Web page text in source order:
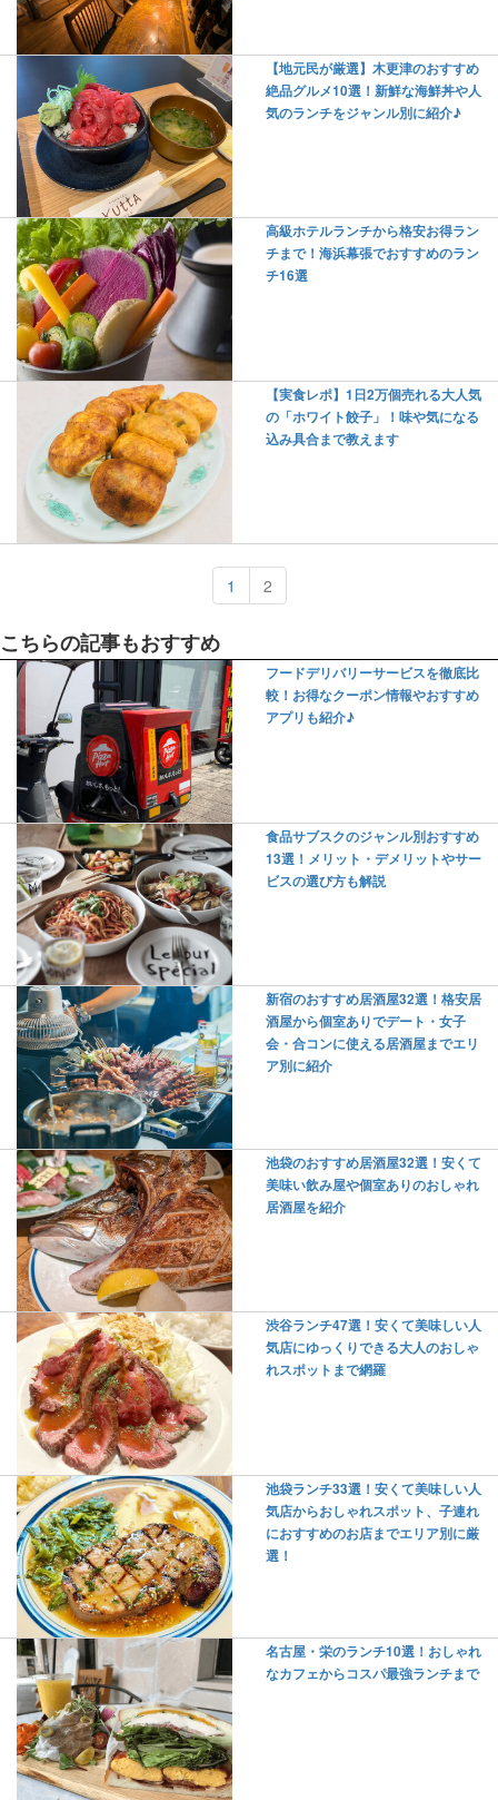
【地元民が厳選】木更津のおすすめ
絶品グルメ10選！新鮮な海鮮丼や人
気のランチをジャンル別に紹介♪
高級ホテルランチから格安お得ラン
チまで！海浜幕張でおすすめのラン
チ16選
【実食レポ】1日2万個売れる大人気
の「ホワイト餃子」！味や気になる
込み具合まで教えます
1 2
こちらの記事もおすすめ
フードデリバリーサービスを徹底比
較！お得なクーポン情報やおすすめ
アプリも紹介♪
食品サブスクのジャンル別おすすめ
13選！メリット・デメリットやサー
ビスの選び方も解説
新宿のおすすめ居酒屋32選！格安居
酒屋から個室ありでデート・女子
会・合コンに使える居酒屋までエリ
ア別に紹介
池袋のおすすめ居酒屋32選！安くて
美味い飲み屋や個室ありのおしゃれ
居酒屋を紹介
渋谷ランチ47選！安くて美味しい人
気店にゆっくりできる大人のおしゃ
れスポットまで網羅
池袋ランチ33選！安くて美味しい人
気店からおしゃれスポット、子連れ
におすすめのお店までエリア別に厳
選！
名古屋・栄のランチ10選！おしゃれ
なカフェからコスパ最強ランチまで